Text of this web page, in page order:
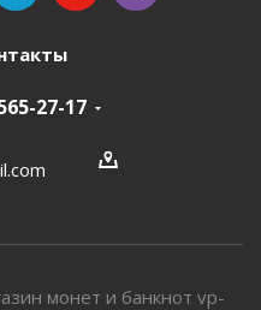
27-17
монет и банкнот vp-